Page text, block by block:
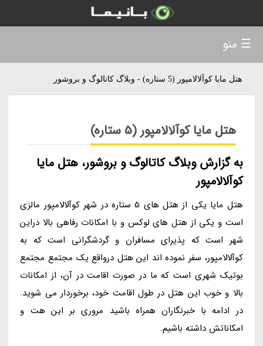
هتل مایا کوآلالامپور (5 ستاره) - وبلاگ کاتالوگ و بروشور
هتل مایا کوآلالامپور (5 ستاره)
به گزارش وبلاگ کاتالوگ و بروشور، هتل مایا
کوآلالامپور
هتل مایا یکی از هتل های 5 ستاره در شهر کوآلالامپور مالزی
است و یکی از هتل های لوکس و با امکانات رفاهی بالا دراین
شهر است که پذیرای مسافران و گردشگرانی است که به
کوآلالامپور، سفر نموده اند این هتل درواقع یک مجتمع مجتمع
بوتیک شهری است که ما در صورت اقامت در آن، از امکانات
بالا و خوب این هتل در طول اقامت خود، برخوردار می شوید.
در ادامه با خبرنگاران همراه باشید مروری بر این هت و
امکاناتش داشته باشیم.
☰ منو